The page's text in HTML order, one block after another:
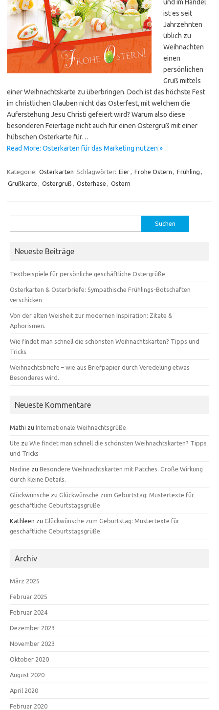
und im Handel
ist es seit
Jahrzehnten
üblich zu
Weihnachten
einen
persönlichen
Gruß mittels
einer Weihnachtskarte zu überbringen. Doch ist das höchste Fest
im christlichen Glauben nicht das Osterfest, mit welchem die
Auferstehung Jesu Christi gefeiert wird? Warum also diese
besonderen Feiertage nicht auch für einen Ostergruß mit einer
hübschen Osterkarte für…
Read More: Osterkarten für das Marketing nutzen »
Kategorie: Osterkarten Schlagwörter: Eier Frohe Ostern Frühling
Grußkarte
Ostergruß Osterhase Ostern
nach:
Neueste Beiträge
Textbeispiele für persönliche geschäftliche Ostergrüße
Osterkarten & Osterbriefe: Sympathische Frühlings-Botschaften
verschicken
Von der alten Weisheit zur modernen Inspiration: Zitate &
Aphorismen.
Wie findet man schnell die schönsten Weihnachtskarten? Tipps und
Tricks
Weihnachtsbriefe – wie aus Briefpapier durch Veredelung etwas
Besonderes wird.
Neueste Kommentare
Mathi zu Internationale Weihnachtsgrüße
Ute zu Wie findet man schnell die schönsten Weihnachtskarten? Tipps
und Tricks
Nadine zu Besondere Weihnachtskarten mit Patches. Große Wirkung
durch kleine Details.
Glückwünsche zu Glückwünsche zum Geburtstag: Mustertexte für
geschäftliche Geburtstagsgrüße
Kathleen zu Glückwünsche zum Geburtstag: Mustertexte für
geschäftliche Geburtstagsgrüße
Archiv
März 2025
Februar 2025
Februar 2024
Dezember 2023
November 2023
Oktober 2020
August 2020
April 2020
Februar 2020